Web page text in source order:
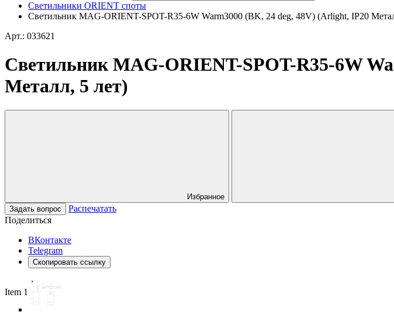
Светильники ORIENT споты
Светильник MAG-ORIENT-SPOT-R35-6W Warm3000 (BK, 24 deg, 48V) (Arlight, IP20
Арт.: 033621
Светильник MAG-ORIENT-SPOT-R35-6W
Металл, 5 лет)
Избранное
Задать вопрос
Распечатать
Поделиться
ВКонтакте
Telegram
Скопировать ссылку
Item 1 of 3